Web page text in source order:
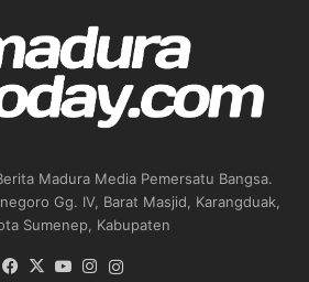
Madura Media Pemersatu Bangsa.
Gg. IV, Barat Masjid, Karangduak,
Sumenep, Kabupaten
Facebook
X YouTubeInstagram